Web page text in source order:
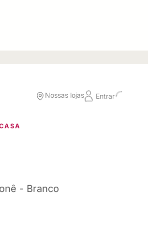
Nossas lojas Entrar
- Branco